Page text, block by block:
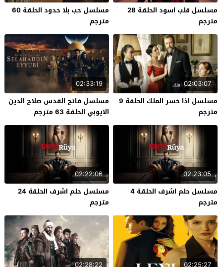
مسلسل قلب اسود الحلقة 28
مترجم
مسلسل حب بلا حدود الحلقة 60
مترجم
02:03:07
مسلسل اذا خسر الملك الحلقة 9
مترجم
02:33:19
مسلسل فاتح القدس صلاح الدين
الايوبي الحلقة 63 مترجم
02:23:05
مسلسل حلم اشرف الحلقة 4
مترجم
02:22:06
مسلسل حلم اشرف الحلقة 24
مترجم